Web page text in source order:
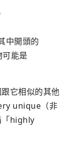
中開頭的
能是
它相似的其他
unique（非
「highly